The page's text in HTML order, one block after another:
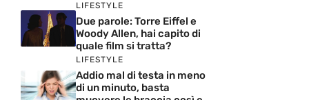
LIFESTYLE
Due parole: Torre Eiffel e
Woody Allen, hai capito di
quale film si tratta?
LIFESTYLE
Addio mal di testa in meno
di un minuto, basta